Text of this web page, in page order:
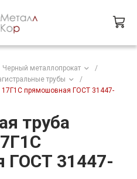
Черный металлопрокат
/
трубы
/
17Г1С прямошовная ГОСТ 31447-
труба
ГОСТ 31447-